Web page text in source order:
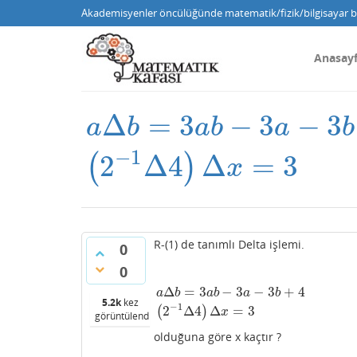
Akademisyenler öncülüğünde matematik/fizik/bilgisayar
aΔb = 3ab − 3a − 3b
(2−1Δ4) Δx = 3
aΔb =3 a b− a 4(
0
0
5.2kkez
görüntülendi
R-(1) de tanımlı Delta işlemi.
aΔb = 3ab − 3a − 3b + 4
(2−1Δ4) Δx = 3
aΔb =3 a b− a 4( )
olduğuna göre x kaçtır ?